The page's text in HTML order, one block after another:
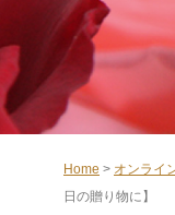
Home > オンライ
日の贈り物に】